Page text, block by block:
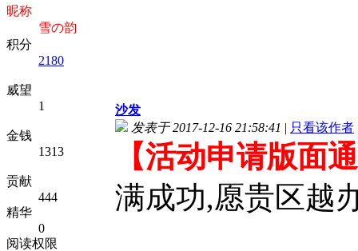
昵称
雪の韵
积分
2180
威望
1
金钱
1313
贡献
444
精华
0
阅读权限
沙发
发表于 2017-12-16 21:58:41 | 只看该作者
【活动申请版面
满成功,愿贵区越